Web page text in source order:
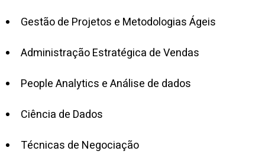
Gestão de Projetos e Metodologias Ágeis
Administração Estratégica de Vendas
People Analytics e Análise de dados
Ciência de Dados
Técnicas de Negociação